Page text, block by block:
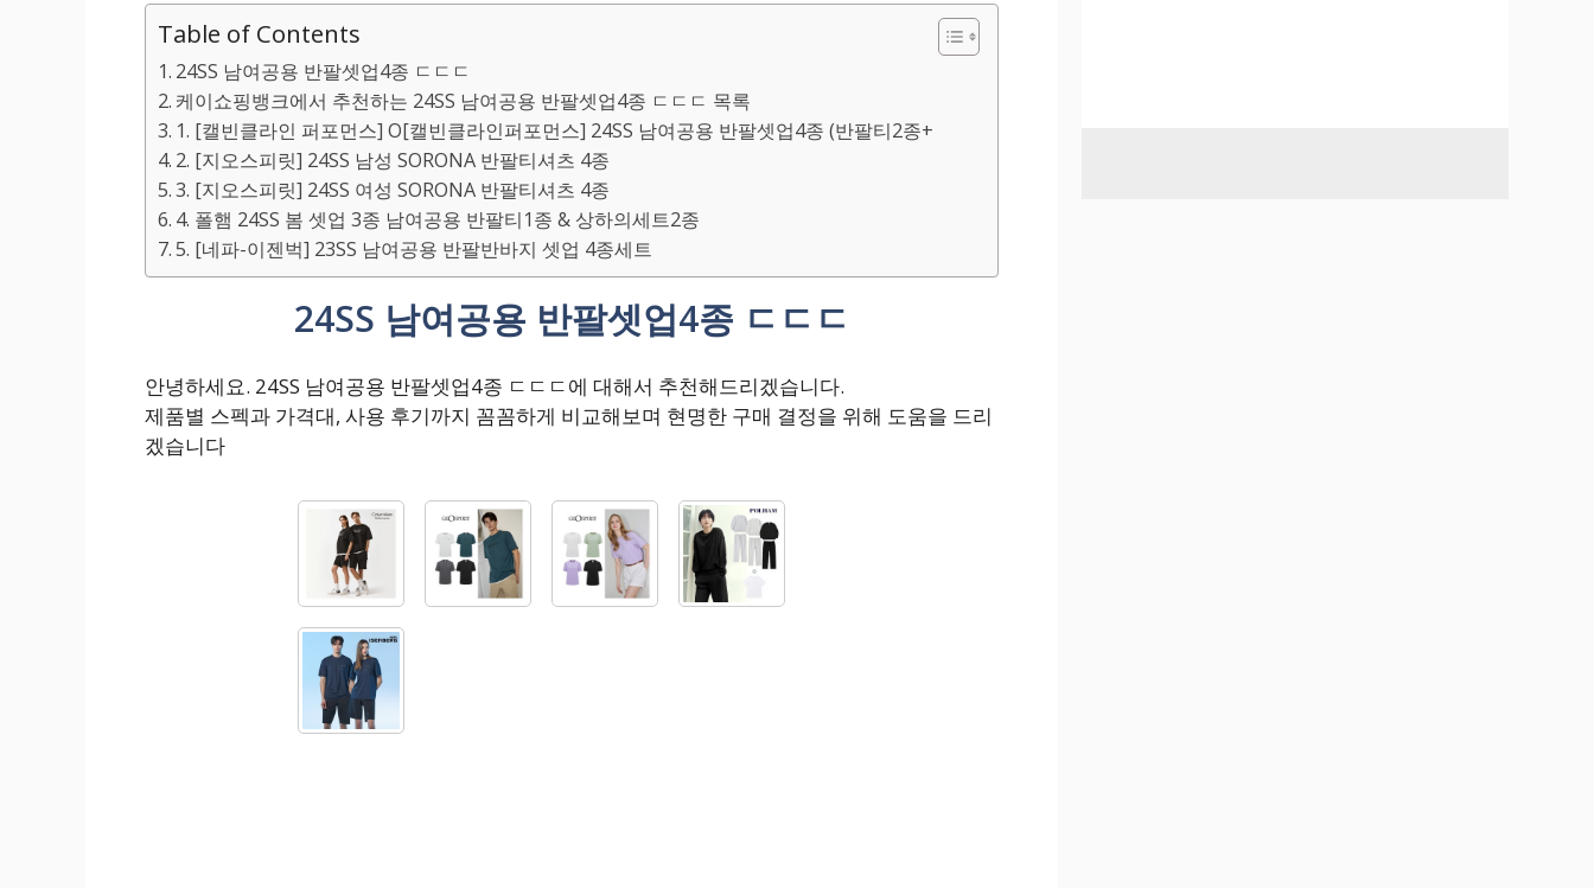
Table of Contents
24SS 남여공용 반팔셋업4종 ㄷㄷㄷ
케이쇼핑뱅크에서 추천하는 24SS 남여공용 반팔셋업4종 ㄷㄷㄷ 목록
1. [캘빈클라인 퍼포먼스] O[캘빈클라인퍼포먼스] 24SS 남여공용 반팔셋업4종 (반팔티2종+
2. [지오스피릿] 24SS 남성 SORONA 반팔티셔츠 4종
3. [지오스피릿] 24SS 여성 SORONA 반팔티셔츠 4종
4. 폴햄 24SS 봄 셋업 3종 남여공용 반팔티1종 & 상하의세트2종
5. [네파-이젠벅] 23SS 남여공용 반팔반바지 셋업 4종세트
24SS 남여공용 반팔셋업4종 ㄷㄷㄷ
안녕하세요. 24SS 남여공용 반팔셋업4종 ㄷㄷㄷ에 대해서 추천해드리겠습니다.
제품별 스펙과 가격대, 사용 후기까지 꼼꼼하게 비교해보며 현명한 구매 결정을 위해 도움을 드리
겠습니다